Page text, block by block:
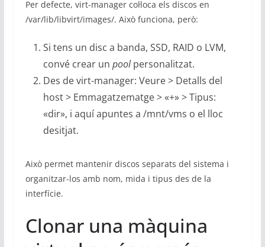
Per defecte, virt-manager col·loca els discos en
/var/lib/libvirt/images/. Això funciona, però:
Si tens un disc a banda, SSD, RAID o LVM,
convé crear un poolpersonalitzat.
Des de virt-manager: Veure > Detalls del
host > Emmagatzematge > «+» > Tipus:
«dir», i aquí apuntes a /mnt/vms o el lloc
desitjat.
Això permet mantenir discos separats del sistema i
organitzar-los amb nom, mida i tipus des de la
interfície.
Clonar una màquina